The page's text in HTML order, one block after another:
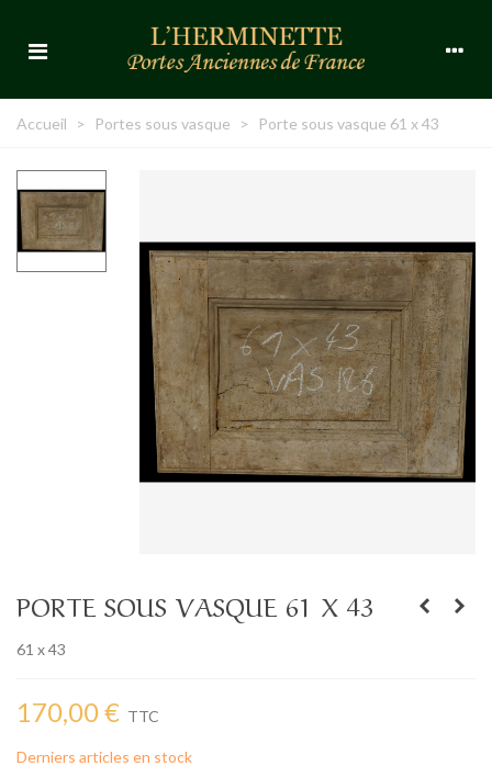
Accueil > Portes sous vasque > Porte sous vasque 61 x 43
PORTE SOUS VASQUE 61 X 43
61 x 43
170,00 € TTC
Derniers articles en stock